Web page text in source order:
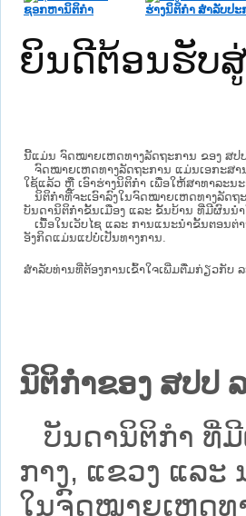
ຊອກຫານິຕິກໍາ ຮ່າງນິຕິກໍາ ສໍາລັບປ
ຍິນດີຕ້ອນຮັບ
ນີ້ແມ່ນ ຈົດໝາຍເຫດທາງລັດຖະການ ຂອງ ສປ
ຈົດໝາຍເຫດທາງລັດຖະການ ແມ່ນ​ເອ​ກະ​ສານ​
ໃຊ້ແລ້ວ ຫຼື ເອົາຮ່າງນິຕິກໍາ ເພື່ອໃຫ້​ສາ​ທາ​ລະ​
ນິ​ຕິ​ກຳ​ທີ່​ຈະ​ເອົາ​ລົງ​ໃນ​ຈົດ​ໝາຍ​ເຫດ​ທາງ​ລັດ​
ບັນ​ດານິ​ຕິ​ກຳ​ຂັ້ນ​ເມືອງ ແລະ ຂັ້ນ​ບ້ານ ​ທີ່​ມີ​ຜົນ​ນຳ​
ເນື້ອໃນ​ເວັບ​ໄຊ​ ແລະ ການແນະນໍາຂັ້ນຕອນຕ່
ອັງກິດແມ່ນແປບໍ່ເປັນທາງການ.
ສໍາລັບທ່ານທີ່ຕ້ອງການເຂົ້າໃຈເພີ່ມຕື່ມກ່ຽວກັບ
ນິຕິກຳຂອງ ສປປ
ບັນດານິຕິກໍາ ທີ່
ກາງ, ແຂວງ ແລ
ໃນຈົດໝາຍເຫດທ